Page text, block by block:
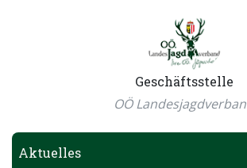
Geschäftsstelle
OÖ
Aktuelles